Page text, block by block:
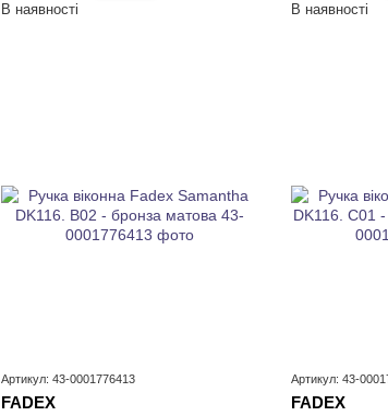
В наявності В наявності
Артикул: 43-0001776413
FADEX
Артикул: 43-
FADEX